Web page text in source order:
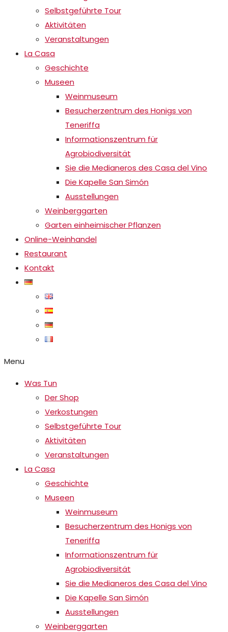
Selbstgeführte Tour
Aktivitäten
Veranstaltungen
La Casa
Geschichte
Museen
Weinmuseum
Besucherzentrum des Honigs von
Teneriffa
Informationszentrum für
Agrobiodiversität
Sie die Medianeros des Casa del Vino
Die Kapelle San Simón
Ausstellungen
Weinberggarten
Garten einheimischer Pflanzen
Online-Weinhandel
Restaurant
Kontakt
Menu
Was Tun
Der Shop
Verkostungen
Selbstgeführte Tour
Aktivitäten
Veranstaltungen
La Casa
Geschichte
Museen
Weinmuseum
Besucherzentrum des Honigs von
Teneriffa
Informationszentrum für
Agrobiodiversität
Sie die Medianeros des Casa del Vino
Die Kapelle San Simón
Ausstellungen
Weinberggarten